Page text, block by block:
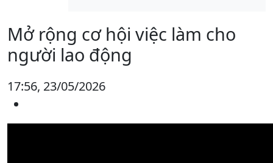
Mở rộng cơ hội việc làm cho
người lao động
17:56, 23/05/2026